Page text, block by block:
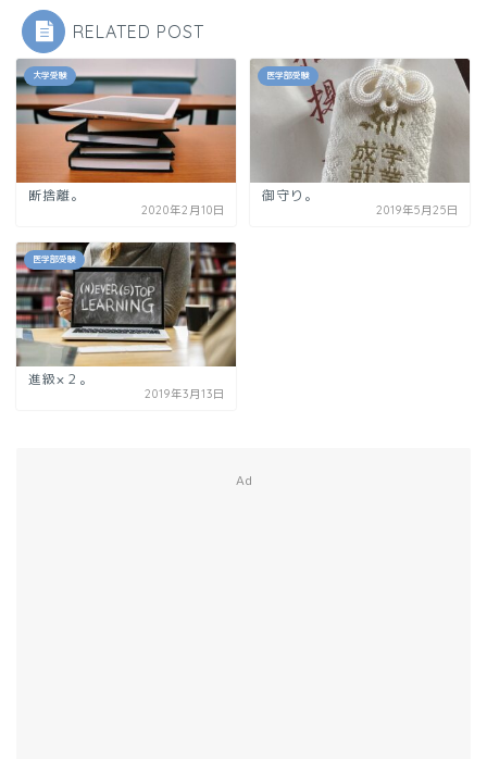
RELATED POST
大学受験
断捨離。
2020年2月10日
医学部受験
御守り。
2019年5月25日
医学部受験
進級×２。
2019年3月13日
Ad